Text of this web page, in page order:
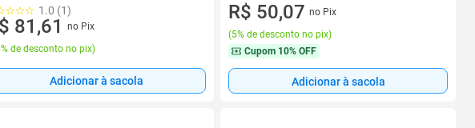
1.0 (1)
81,61
no Pix
de desconto no pix)
Adicionar à sacola
R$ 50,07 no Pix
(5% de desconto no pix)
Cupom 10% OFF
Adicionar à sacola